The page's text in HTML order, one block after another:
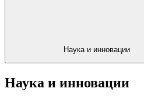
Наука и инновации
Наука и инновации